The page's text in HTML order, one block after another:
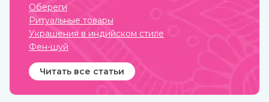
Обереги
Ритуальные товары
Украшения в индийском стиле
Фен-шуй
Читать все статьи